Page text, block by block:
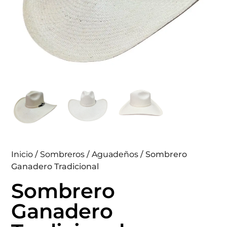
Inicio / Sombreros /Aguadeños / Sombrero
Ganadero Tradicional
Sombrero
Ganadero